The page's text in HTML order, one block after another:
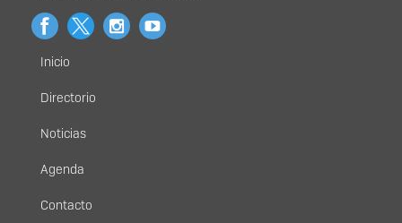
Menú
principal
Inicio
Directorio
Noticias
Agenda
Contacto